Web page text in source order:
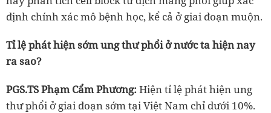
định chính xác mô bệnh học, kể cả ở giai đoạn muộn.
Tỉ lệ phát hiện sớm ung thư phổi ở nước ta hiện nay
ra sao?
PGS.TS Phạm Cẩm Phương:Hiện tỉ lệ phát hiện ung
thư phổi ở giai đoạn sớm tại Việt Nam chỉ dưới 10%.